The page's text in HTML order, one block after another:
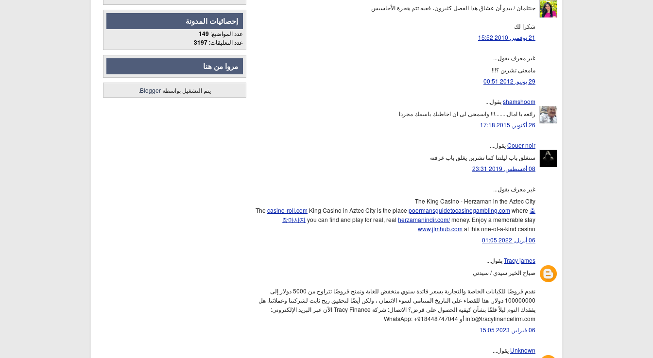
جنتلمان / يبدو أن عشاق هذا الفصل كثيرون، ففيه تتم هجرة الأحاسيس
شكرا لك
21 نوفمبر, 2010 15:52
غير معرف يقول...
مامعنى تشرين ؟!!!
29 يونيو, 2012 00:51
shamshoomيقول...
رائعه يا امال........!!! واسمحى لى ان اخاطبك باسمك مجردا
26 أكتوبر, 2015 17:18
Couer noirيقول...
سنغلق باب ليلتنا كما تشرين يغلق باب غرفته
08 أغسطس, 2019 23:31
غير معرف يقول...
The King Casino - Herzaman in the Aztec City
The casino-roll.com King Casino in Aztec City is the place poormansguidetocasinogambling.comwhere 출
장마사지 you can find and play for real, real herzamanindir.com/money. Enjoy a memorable stay
www.jtmhub.comat this one-of-a-kind casino
06 أبريل, 2022 01:05
Tracy jamesيقول...
صباح الخير سيدي / سيدتي
نقدم قروضًا للكيانات الخاصة والتجارية بسعر فائدة سنوي منخفض للغاية ونمنح قروضًا تتراوح من 5000 دولار إلى
100000000 دولار. هذا للقضاء على التاريخ المتنامي لسوء الائتمان ، ولكن أيضًا لتحقيق ربح ثابت لشركتنا وعملائنا. هل
يفقدك النوم ليلاً قلقًا بشأن كيفية الحصول على قرض؟ الاتصال: شركة Tracy Finance الآن عبر البريد الإلكتروني:
info@tracyfinancefirm.com أو WhatsApp: +918448747044
06 فبراير, 2023 15:05
Unknown يقول...
إحصائيات المدونة
عدد المواضيع: 149
عدد التعليقات: 3197
مروا من هنا
يتم التشغيل بواسطة Blogger
.